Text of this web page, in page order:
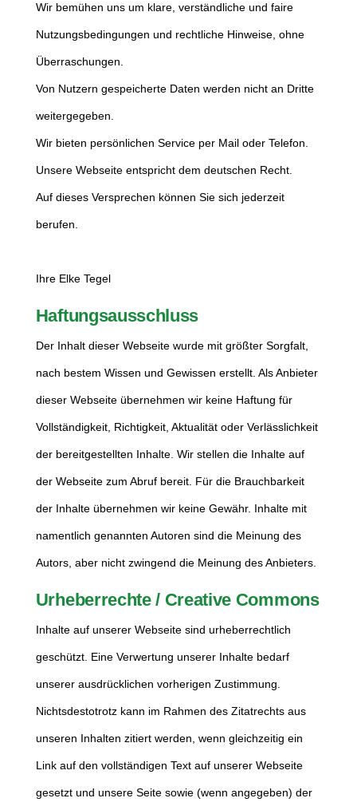
Wir bemühen uns um klare, verständliche und faire
Nutzungsbedingungen und rechtliche Hinweise, ohne
Überraschungen.
Von Nutzern gespeicherte Daten werden nicht an Dritte
weitergegeben.
Wir bieten persönlichen Service per Mail oder Telefon.
Unsere Webseite entspricht dem deutschen Recht.
Auf dieses Versprechen können Sie sich jederzeit
berufen.
Ihre Elke Tegel
Haftungsausschluss
Der Inhalt dieser Webseite wurde mit größter Sorgfalt,
nach bestem Wissen und Gewissen erstellt. Als Anbieter
dieser Webseite übernehmen wir keine Haftung für
Vollständigkeit, Richtigkeit, Aktualität oder Verlässlichkeit
der bereitgestellten Inhalte. Wir stellen die Inhalte auf
der Webseite zum Abruf bereit. Für die Brauchbarkeit
der Inhalte übernehmen wir keine Gewähr. Inhalte mit
namentlich genannten Autoren sind die Meinung des
Autors, aber nicht zwingend die Meinung des Anbieters.
Urheberrechte / Creative Commons
Inhalte auf unserer Webseite sind urheberrechtlich
geschützt. Eine Verwertung unserer Inhalte bedarf
unserer ausdrücklichen vorherigen Zustimmung.
Nichtsdestotrotz kann im Rahmen des Zitatrechts aus
unseren Inhalten zitiert werden, wenn gleichzeitig ein
Link auf den vollständigen Text auf unserer Webseite
gesetzt und unsere Seite sowie (wenn angegeben) der